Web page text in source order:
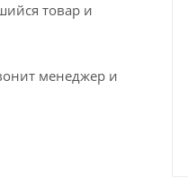
товар и
менеджер и